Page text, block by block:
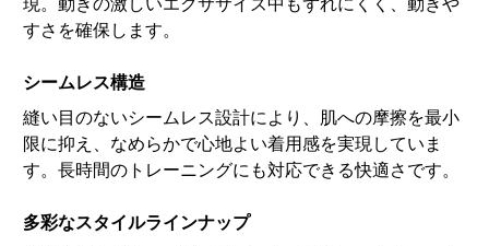
すさを確保します。
シームレス構造
縫い目のないシームレス設計により、肌への摩擦を最小
限に抑え、なめらかで心地よい着用感を実現していま
す。長時間のトレーニングにも対応できる快適さです。
多彩なスタイルラインナップ